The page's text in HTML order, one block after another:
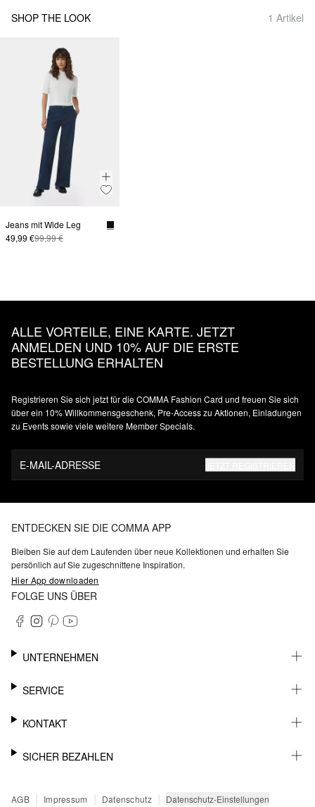
SHOP THE LOOK 1 Artikel
Jeans mit Wide Leg
49,99 €99,99 €
ALLE VORTEILE, EINE KARTE. JETZT
ANMELDEN UND 10% AUF DIE ERSTE
BESTELLUNG ERHALTEN
Registrieren Sie sich jetzt für die COMMA Fashion Card und freuen Sie sich
über ein 10% Willkommensgeschenk, Pre-Access zu Aktionen, Einladungen
zu Events sowie viele weitere Member Specials.
E-MAIL-ADRESSE
ENTDECKEN SIE DIE COMMA APP
Bleiben Sie auf dem Laufenden über neue Kollektionen und erhalten Sie
persönlich auf Sie zugeschnittene Inspiration.
Hier App downloaden
FOLGE UNS ÜBER
UNTERNEHMEN
KARRIERE
BARRIEREFREIHEIT
SERVICE
WHATSAPP
MEIN KONTO
SENDUNGSVERFOLGUNG
KONTAKT
SUPPORT
SICHER BEZAHLEN
PAYPAL
AGB | Impressum | Datenschutz | Datenschutz-Einstellungen